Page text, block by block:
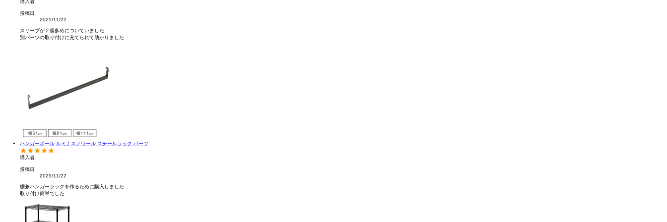
購入者
投稿日
2025/11/22
スリーブが２個多めについていました
別パーツの取り付けに充てられて助かりました
ハンガーポール ルミナスノワール スチールラック パーツ
購入者
投稿日
2025/11/22
棚兼ハンガーラックを作るために購入しました
取り付け簡単でした